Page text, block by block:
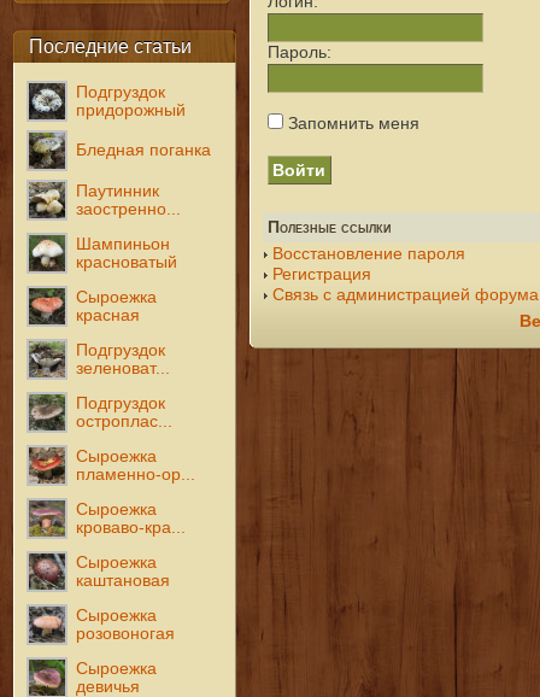
Последние статьи
Подгруздок
придорожный
Бледная поганка
Паутинник
заостренно...
Шампиньон
красноватый
Сыроежка
красная
Подгруздок
зеленоват...
Подгруздок
остроплас...
Сыроежка
пламенно-ор...
Сыроежка
кроваво-кра...
Сыроежка
каштановая
Сыроежка
розовоногая
Сыроежка
девичья
Пароль:
Запомнить меня
Полезные ссылки
Восстановление пароля
Регистрация
Связь с администрацией форума